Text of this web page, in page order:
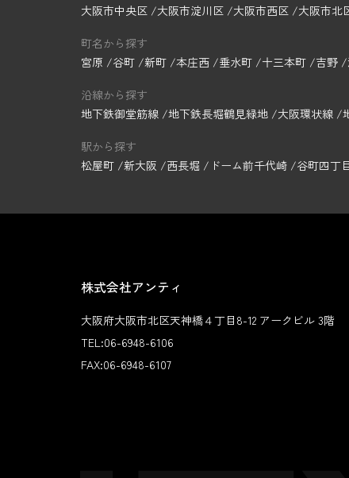
大阪市中央区
大阪市淀川区 大阪市西区 大阪市北
町名から探す
宮原
谷町 新町 本庄西 垂水町 十三本町 吉野
沿線から探す
地下鉄御堂筋線 地下鉄長堀鶴見緑地 大阪環状線
駅から探す
松屋町 新大阪 西長堀 ドーム前千代崎 谷町四丁目
株式会社アンティ
大阪府大阪市北区天神橋４丁目8-12 アークビル 3階
TEL:06-6948-6106
FAX:06-6948-6107